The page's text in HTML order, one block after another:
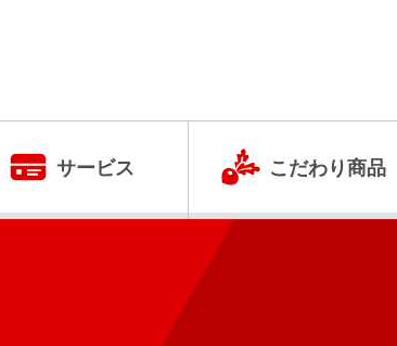
サービス こだわり商品